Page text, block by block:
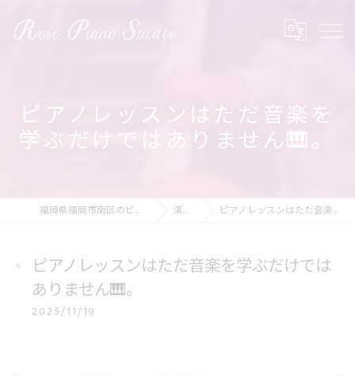
ピアノレッスンはただ音楽を
学ぶだけではありません🎹。
福岡県福岡市南区のピアノ教室ならRose Piano Studio 演奏の動画 ピアノレッスンはただ音楽を学ぶだけではありません🎹。
ピアノレッスンはただ音楽を学ぶだけでは
ありません🎹。
2025/11/19